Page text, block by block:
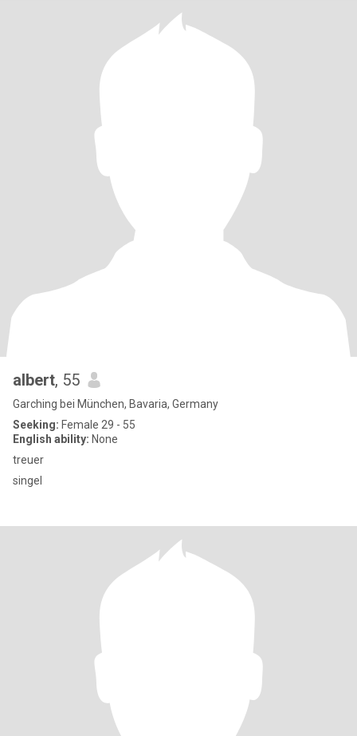
albert, 55
Garching bei München, Bavaria, Germany
Seeking: Female 29 - 55
English ability: None
treuer
singel